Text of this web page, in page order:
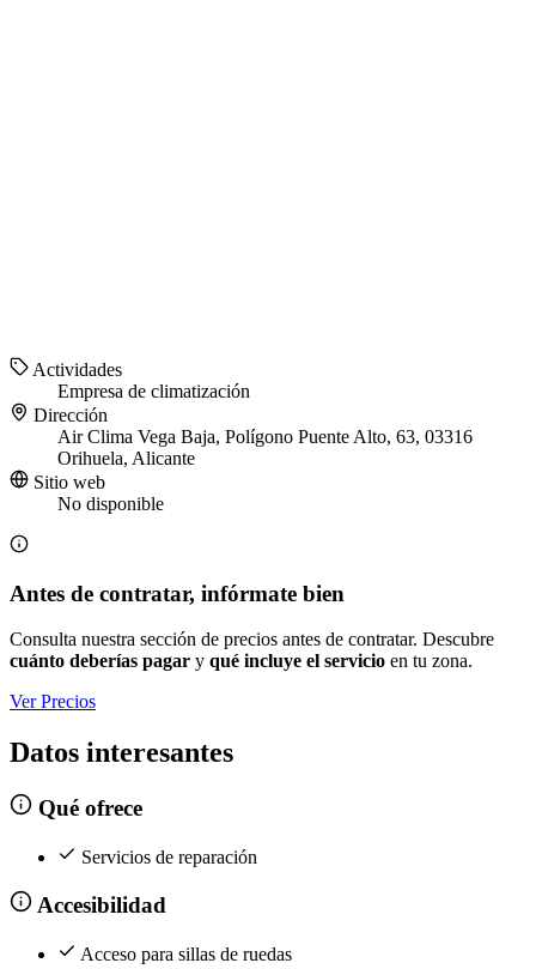
Actividades
Empresa de climatización
Dirección
Air Clima Vega Baja, Polígono Puente Alto, 63, 03316
Orihuela, Alicante
Sitio web
No disponible
Antes de contratar, infórmate bien
Consulta nuestra sección de precios antes de contratar. Descubre
cuánto deberías pagar y qué incluye el servicio en tu zona.
Ver Precios
Datos interesantes
Qué ofrece
Servicios de reparación
Accesibilidad
Acceso para sillas de ruedas